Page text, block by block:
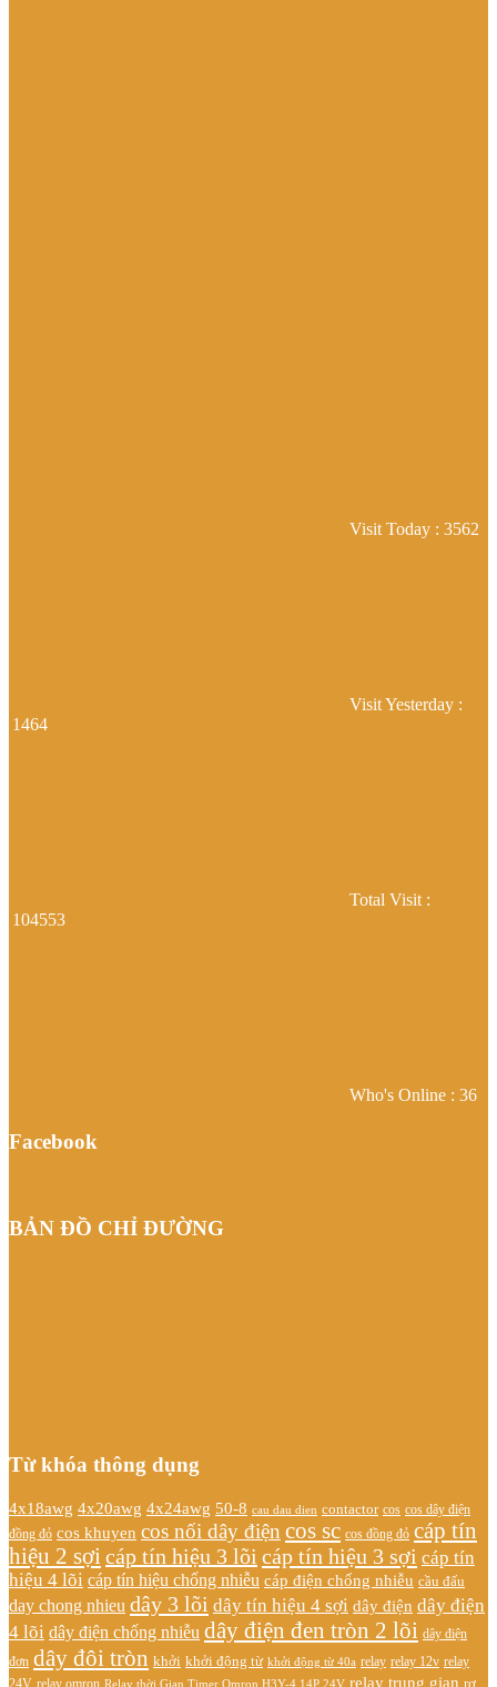
Visit Today : 3562
Visit Yesterday :
1464
Total Visit :
104553
Who's Online : 36
Facebook
BẢN ĐỒ CHỈ ĐƯỜNG
Từ khóa thông dụng
4x18awg 4x20awg 4x24awg 50-8 cau dau dien contactor cos cos dây điện
đồng đỏ cos khuyen cos nối dây điện cos sc cos đồng đỏ cáp tín
hiệu 2 sợi cáp tín hiệu 3 lõi cáp tín hiệu 3 sợi cáp tín
hiệu 4 lõi cáp tín hiệu chống nhiễu cáp điện chống nhiễu cầu đấu
day chong nhieu dây 3 lõi dây tín hiệu 4 sợi dây điện dây điện
4 lõi dây điện chống nhiễu dây điện đen tròn 2 lõi dây điện
đơn dây đôi tròn khởi khởi động từ khởi động từ 40a relay relay 12v relay
24V relay omron Relay thời Gian Timer Omron H3Y-4 14P 24V relay trung gian rơ